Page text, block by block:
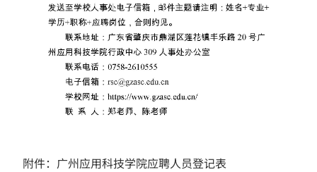
附件： 广州应用科技学院应聘人员登记表